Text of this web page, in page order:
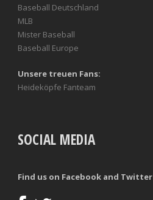
Baseball Deutschland
MLB
Mister Baseball
Baseball Europe
Unsere treuen Fans:
Heideköpfe Fanteam
SOCIAL MEDIA
Find us on Facebook and Twitter